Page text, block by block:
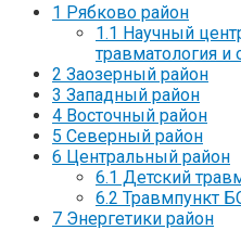
1 Рябково район
1.1 Научный
травматология и
2 Заозерный район
3 Западный район
4 Восточный район
5 Северный район
6 Центральный район
6.1 Детский
6.2 Травмпункт
7 Энергетики район